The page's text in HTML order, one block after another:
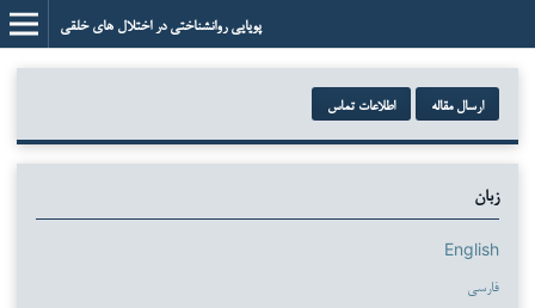
پویایی روانشناختی در اختلال های خلقی
ارسال مقاله اطلاعات تماس
زبان
English
فارسی